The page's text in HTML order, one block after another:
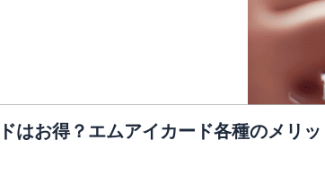
はお得？エムアイカード各種のメリ